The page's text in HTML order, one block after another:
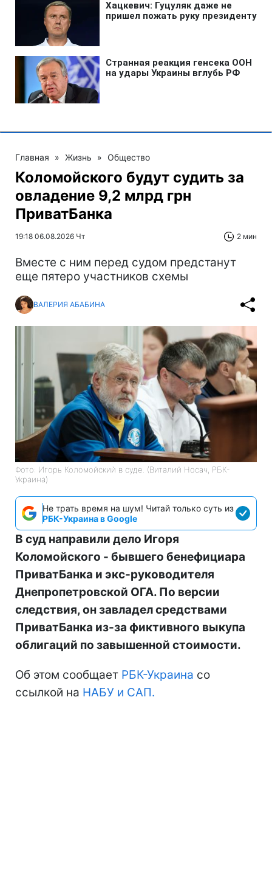
Главная » Жизнь » Общество
Коломойского будут судить за
овладение 9,2 млрд грн
ПриватБанка
19:18 06.08.2026 Чт 2 мин
Вместе с ним перед судом предстанут
еще пятеро участников схемы
ВАЛЕРИЯ АБАБИНА
Фото: Игорь Коломойский в суде. (Виталий Носач, РБК-
Украина)
Не трать время на шум! Читай только суть из
РБК-Украина в Google
В суд направили дело Игоря
Коломойского - бывшего бенефициара
ПриватБанка и экс-руководителя
Днепропетровской ОГА. По версии
следствия, он завладел средствами
ПриватБанка из-за фиктивного выкупа
облигаций по завышенной стоимости.
Об этом сообщает РБК-Украина со
ссылкой на НАБУ и САП.